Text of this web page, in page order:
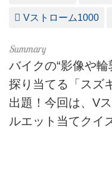
Vストローム1000
バイクの“影像や
探り当てる「スズ
出題！今回は、V
ルエット当てクイ